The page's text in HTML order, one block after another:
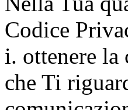
Codice
i. ottenere la
che Ti